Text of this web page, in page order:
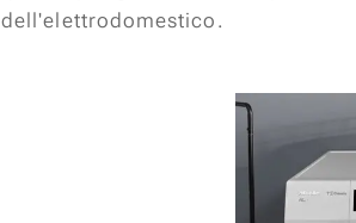
dell'elettrodomestico.